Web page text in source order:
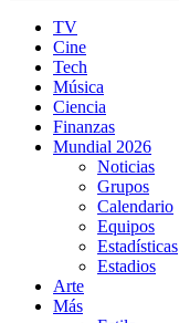
TV
Cine
Tech
Música
Ciencia
Finanzas
Mundial 2026
Noticias
Grupos
Calendario
Equipos
Estadísticas
Estadios
Arte
Más